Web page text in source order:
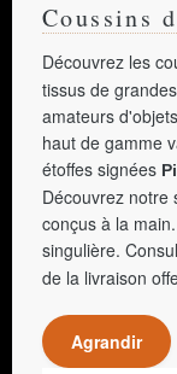
Coussins
Découvrez les
tissus de
amateurs
haut de gamme
étoffes signées
Découvrez notre
conçus à la
singulière.
de la livraison
Agrandir